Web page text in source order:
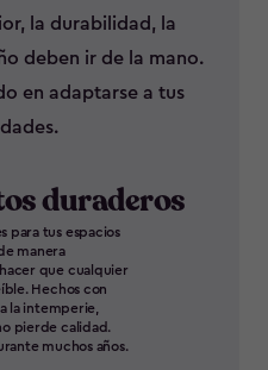
la durabilidad, la
deben ir de la mano.
en adaptarse a tus
duraderos
para tus espacios
manera
que cualquier
Hechos con
la intemperie,
pierde calidad.
muchos años.